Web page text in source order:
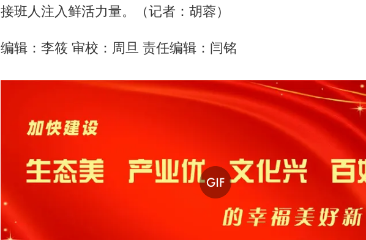
接班人注入鲜活力量。（记者：胡蓉）
编辑：李筱 审校：周旦 责任编辑：闫铭